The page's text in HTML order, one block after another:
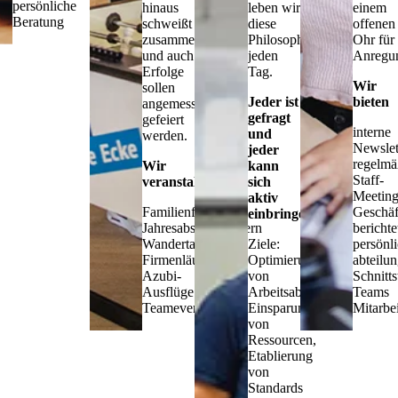
persönliche
Beratung
hinaus
schweißt
zusammen
und auch
Erfolge
sollen
angemessen
gefeiert
werden.
Wir
veranstalten
Familienfeste
Jahresabschlussfeiern
Wandertage
Firmenläufe
Azubi-
Ausflüge
Teamevents
leben wir
diese
Philosophie
jeden
Tag.
Jeder ist
gefragt
und
jeder
kann
sich
aktiv
einbringen
Ziele:
Optimierung
von
Arbeitsabläufen,
Einsparung
von
Ressourcen,
Etablierung
von
Standards
einem
offenen
Ohr für
Wir
bieten
interne
Staff-
Teams